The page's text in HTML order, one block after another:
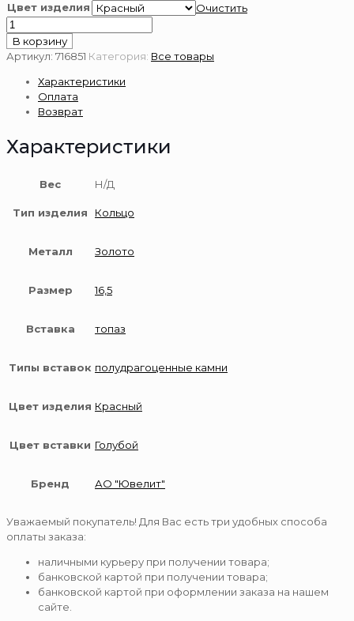
Цвет изделия
Очистить
Количество
товара
Золотое
пробы
В корзину
Артикул: 716851 Категория: Все товары
Характеристики
Оплата
Возврат
Характеристики
Вес Н/Д
Тип изделия Кольцо
Металл Золото
Размер 16,5
Вставка топаз
Типы вставок полудрагоценные камни
Цвет изделия Красный
Цвет вставки Голубой
Бренд АО "Ювелит"
Уважаемый покупатель! Для Вас есть три удобных способа
оплаты заказа:
наличными курьеру при получении товара;
банковской картой при получении товара;
банковской картой при оформлении заказа на нашем
сайте.